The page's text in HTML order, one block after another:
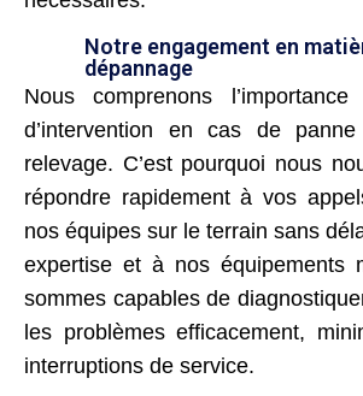
Notre engagement en
dépannage
Nous comprenons
d’intervention en cas de
relevage. C’est pourquoi nous
répondre rapidement à vos
nos équipes sur le terrain sans
expertise et à nos équipements
sommes capables de
les problèmes efficacement,
interruptions de service.